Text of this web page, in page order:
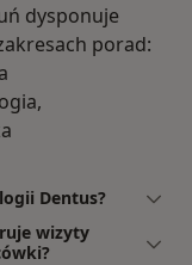
dysponuje
porad:
Dentus?
wizyty